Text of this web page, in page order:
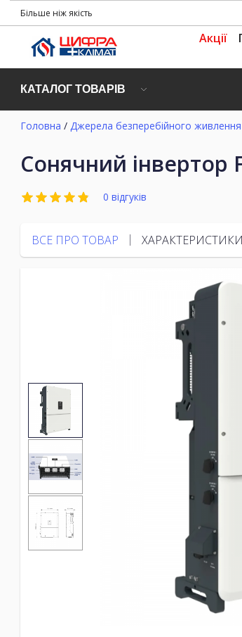
Більше ніж якість
Акції
КАТАЛОГ ТОВАРІВ
Головна / Джерела безперебійного живлення
Сонячний інвертор
ВСЕ ПРО ТОВАР ХАРАКТЕРИСТИКИ
0 відгуків